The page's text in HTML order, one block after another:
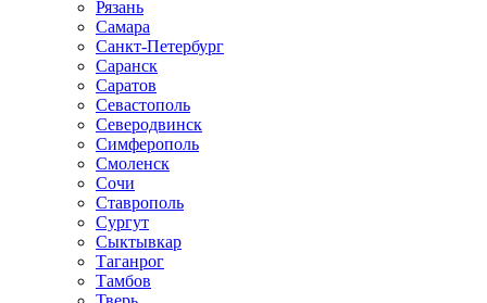
Рязань
Самара
Санкт-Петербург
Саранск
Саратов
Севастополь
Северодвинск
Симферополь
Смоленск
Сочи
Ставрополь
Сургут
Сыктывкар
Таганрог
Тамбов